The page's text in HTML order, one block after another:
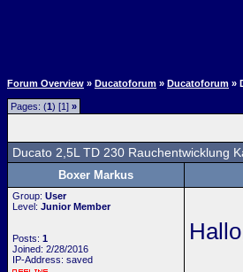
Forum Overview » Ducatoforum » Ducatoforum »
Pages: (1) [1] »
Ducato 2,5L TD 230 Rauchentwicklung
Boxer Markus
Group: User
Level: Junior Member
Posts: 1
Joined: 2/28/2016
IP-Address: saved